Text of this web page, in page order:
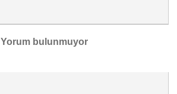
Yorum bulunmuyor